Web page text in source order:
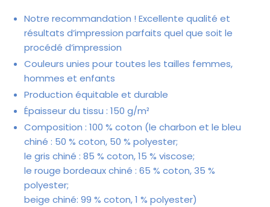
Notre recommandation ! Excellente qualité et
résultats d’impression parfaits quel que soit le
procédé d’impression
Couleurs unies pour toutes les tailles femmes,
hommes et enfants
Production équitable et durable
Épaisseur du tissu : 150 g/m²
Composition : 100 % coton (le charbon et le bleu
chiné : 50 % coton, 50 % polyester;
le gris chiné : 85 % coton, 15 % viscose;
le rouge bordeaux chiné : 65 % coton, 35 %
polyester;
beige chiné: 99 % coton, 1 % polyester)